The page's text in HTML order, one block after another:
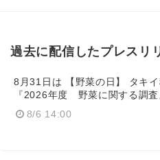
過去に配信したプレスリ
8月31日は 【野菜の日】 タキ
『2026年度 野菜に関する調査
8/6 14:00